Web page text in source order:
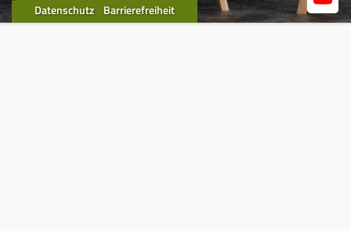
Datenschutz Barrierefreiheit